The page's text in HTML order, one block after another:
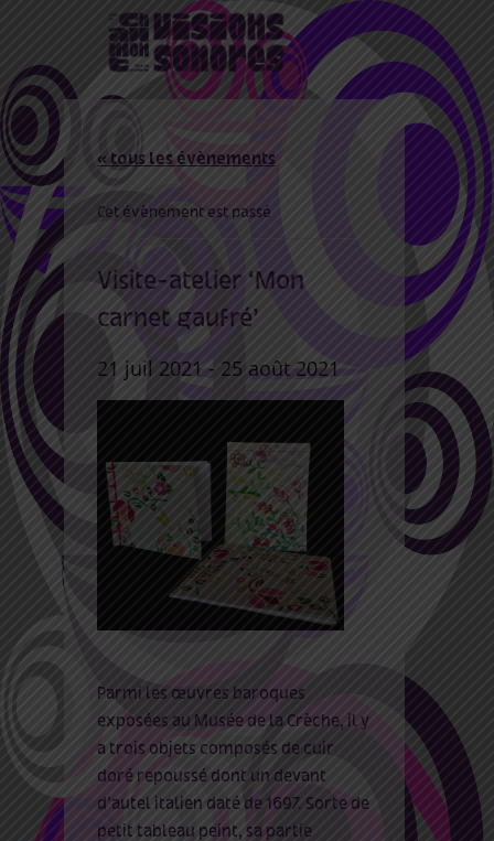
« tous les évènements
Cet évènement est passé
Visite-atelier ‘Mon
carnet gaufré’
21 juil 2021 - 25 août 2021
Parmi les œuvres baroques
exposées au Musée de la Crèche, il y
a trois objets composés de cuir
doré repoussé dont un devant
d’autel italien daté de 1697. Sorte de
petit tableau peint, sa partie